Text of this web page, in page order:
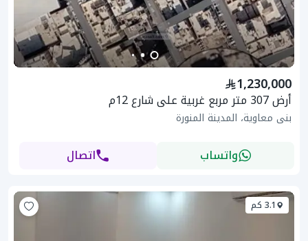
1,230,000
أرض 307 متر مربع غربية على شارع 12م
بنى معاوية، المدينة المنورة
واتساب اتصال
3.1 كم